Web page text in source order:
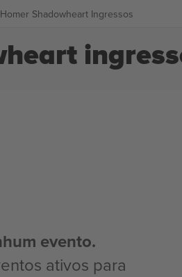
Homer Shadowheart Ingressos
evento.
ativos para